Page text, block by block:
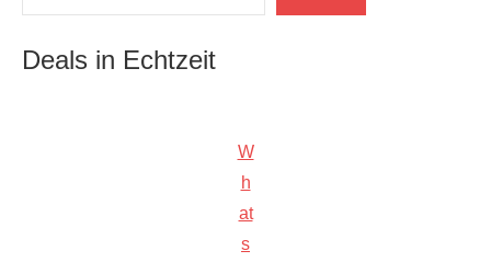
Deals in Echtzeit
W
h
at
s